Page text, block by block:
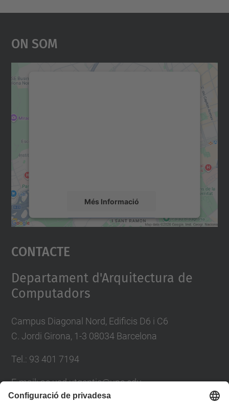
On Som
Més Informació
Accepta
powered by
Contacte
Departament d'Arquitectura de
Computadors
Campus Diagonal Nord, Edificis D6 i C6
C. Jordi Girona, 1-3 08034 Barcelona
Tel.: 93 401 7194
E-mail: ac.usd.utgcntic@upc.edu